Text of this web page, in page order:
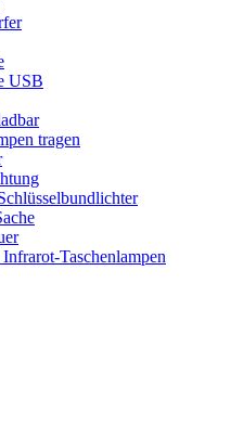
USB
tragen
Taschenlampen